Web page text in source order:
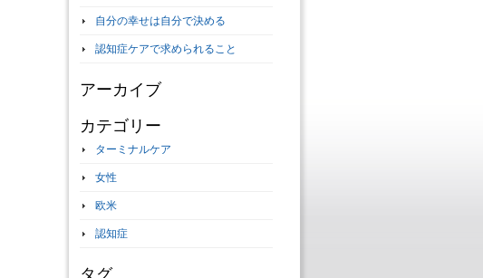
自分の幸せは自分で決める
認知症ケアで求められること
アーカイブ
カテゴリー
ターミナルケア
女性
欧米
認知症
タグ